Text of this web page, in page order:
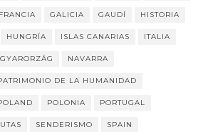
FRANCIA GALICIA GAUDÍ HISTORIA
HUNGRÍA ISLAS CANARIAS ITALIA
NAVARRA
DE LA HUMANIDAD
POLONIA PORTUGAL
SENDERISMO SPAIN